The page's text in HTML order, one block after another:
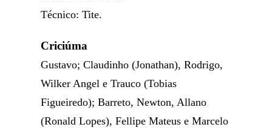
Técnico: Tite.
Criciúma
Gustavo; Claudinho (Jonathan), Rodrigo,
Wilker Angel e Trauco (Tobias
Figueiredo); Barreto, Newton, Allano
(Ronald Lopes), Fellipe Mateus e Marcelo